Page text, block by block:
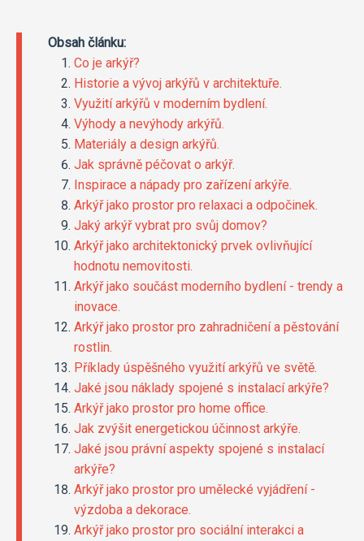
Obsah článku:
Co je arkýř?
Historie a vývoj arkýřů v architektuře.
Využití arkýřů v moderním bydlení.
Výhody a nevýhody arkýřů.
Materiály a design arkýřů.
Jak správně péčovat o arkýř.
Inspirace a nápady pro zařízení arkýře.
Arkýř jako prostor pro relaxaci a odpočinek.
Jaký arkýř vybrat pro svůj domov?
Arkýř jako architektonický prvek ovlivňující
hodnotu nemovitosti.
Arkýř jako součást moderního bydlení - trendy a
inovace.
Arkýř jako prostor pro zahradničení a pěstování
rostlin.
Příklady úspěšného využití arkýřů ve světě.
Jaké jsou náklady spojené s instalací arkýře?
Arkýř jako prostor pro home office.
Jak zvýšit energetickou účinnost arkýře.
Jaké jsou právní aspekty spojené s instalací
arkýře?
Arkýř jako prostor pro umělecké vyjádření -
výzdoba a dekorace.
Arkýř jako prostor pro sociální interakci a